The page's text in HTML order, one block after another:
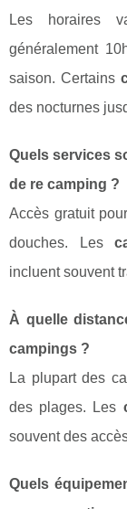
Les horaires
généralement
saison. Certains
des nocturnes
Quels services
de re camping ?
Accès gratuit
douches. Les
incluent souvent
À quelle
campings ?
La plupart des
des plages. Les
souvent des
Quels